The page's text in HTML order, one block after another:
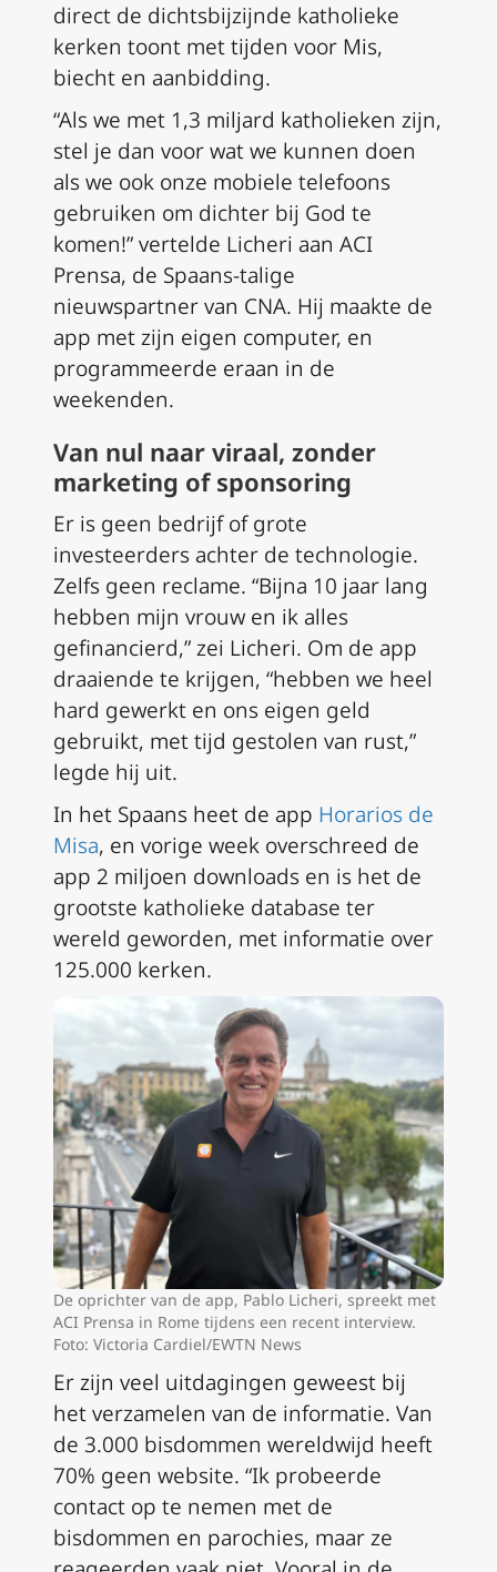
direct de dichtsbijzijnde katholieke
kerken toont met tijden voor Mis,
biecht en aanbidding.
“Als we met 1,3 miljard katholieken zijn,
stel je dan voor wat we kunnen doen
als we ook onze mobiele telefoons
gebruiken om dichter bij God te
komen!” vertelde Licheri aan ACI
Prensa, de Spaans-talige
nieuwspartner van CNA. Hij maakte de
app met zijn eigen computer, en
programmeerde eraan in de
weekenden.
Van nul naar viraal, zonder
marketing of sponsoring
Er is geen bedrijf of grote
investeerders achter de technologie.
Zelfs geen reclame. “Bijna 10 jaar lang
hebben mijn vrouw en ik alles
gefinancierd,” zei Licheri. Om de app
draaiende te krijgen, “hebben we heel
hard gewerkt en ons eigen geld
gebruikt, met tijd gestolen van rust,”
legde hij uit.
In het Spaans heet de app Horarios de
Misa, en vorige week overschreed de
app 2 miljoen downloads en is het de
grootste katholieke database ter
wereld geworden, met informatie over
125.000 kerken.
De oprichter van de app, Pablo Licheri, spreekt met
ACI Prensa in Rome tijdens een recent interview.
Foto: Victoria Cardiel/EWTN News
Er zijn veel uitdagingen geweest bij
het verzamelen van de informatie. Van
de 3.000 bisdommen wereldwijd heeft
70% geen website. “Ik probeerde
contact op te nemen met de
bisdommen en parochies, maar ze